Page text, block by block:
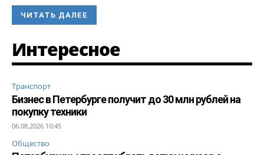
ЧИТАТЬ ДАЛЕЕ
Интересное
Транспорт
Бизнес в Петербурге получит до 30 млн рублей на
покупку техники
06.08.2026 10:45
Общество